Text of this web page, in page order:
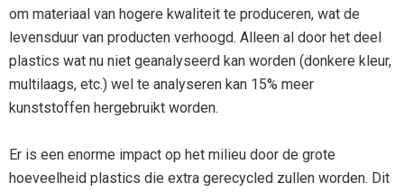
om materiaal van hogere kwaliteit te produceren, wat de
levensduur van producten verhoogd. Alleen al door het deel
plastics wat nu niet geanalyseerd kan worden (donkere kleur,
multilaags, etc.) wel te analyseren kan 15% meer
kunststoffen hergebruikt worden.
Er is een enorme impact op het milieu door de grote
hoeveelheid plastics die extra gerecycled zullen worden. Dit